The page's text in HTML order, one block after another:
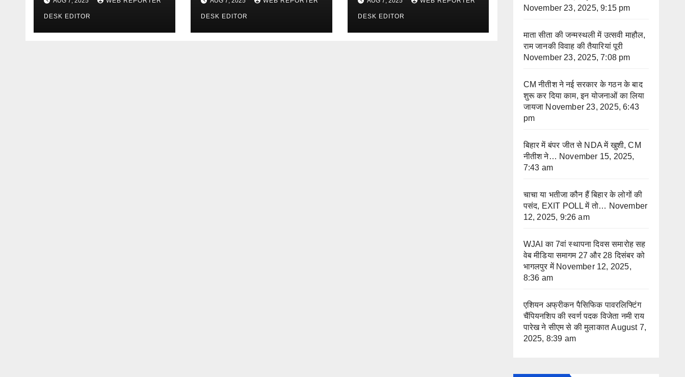
पारेख ने सीएम से की मुलाकात
DESK EDITOR DESK EDITOR DESK EDITOR
November 23, 2025, 9:15 pm
माता सीता की जन्मस्थली में उत्सवी माहौल,
राम जानकी विवाह की तैयारियां पूरी
November 23, 2025, 7:08 pm
CM नीतीश ने नई सरकार के गठन के बाद
शुरू कर दिया काम, इन योजनाओं का लिया
जायजा November 23, 2025, 6:43
pm
बिहार में बंपर जीत से NDA में खुशी, CM
नीतीश ने… November 15, 2025,
7:43 am
चाचा या भतीजा कौन हैं बिहार के लोगों की
पसंद, EXIT POLL में तो… November
12, 2025, 9:26 am
WJAI का 7वां स्थापना दिवस समारोह सह
वेब मीडिया समागम 27 और 28 दिसंबर को
भागलपुर में November 12, 2025,
8:36 am
एशियन अफ्रीकन पैसिफिक पावरलिफ्टिंग
चैंपियनशिप की स्वर्ण पदक विजेता नमी राय
पारेख ने सीएम से की मुलाकात August 7,
2025, 8:39 am